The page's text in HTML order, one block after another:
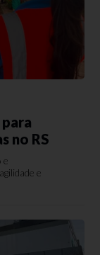
no RS
e
e